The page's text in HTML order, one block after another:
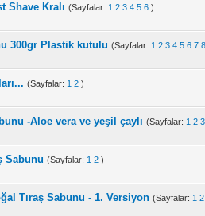
Shave Kralı (Sayfalar: 1 2 3 4 5 6 )
300gr Plastik kutulu (Sayfalar: 1 2 3 4 5 6 7 8
(Sayfalar: 1 2 )
-Aloe vera ve yeşil çaylı (Sayfalar: 1 2 3
Sabunu (Sayfalar: 1 2 )
Tıraş Sabunu - 1. Versiyon (Sayfalar: 1 2